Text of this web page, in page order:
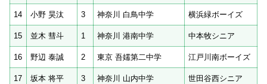
14 小野 昊汰 3 神奈川 白鳥中学 横浜緑ボーイズ
15 並木 彗斗 1 神奈川 港南中学 中本牧シニア
16 野辺 泰誠 2 東京 吾嬬第二中学 江戸川南ボーイズ
17 坂本 将平 3 神奈川 山内中学 世田谷西シニア